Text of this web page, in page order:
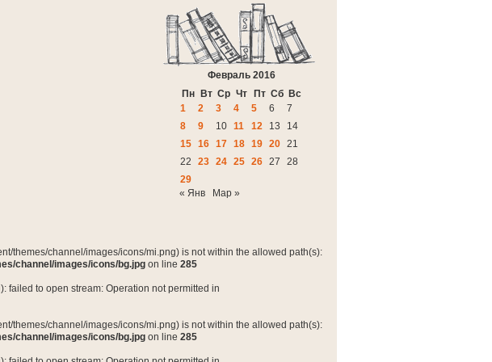
Февраль 2016
Пн
Вт Ср Чт Пт Сб Вс
1
2 3 4 5 6
7
8
9 10 11 12 13
14
15 16 17 18 19 20 21
22
23 24 25 26 27
28
29
« Янв
Мар »
themes/channel/images/icons/mi.png) is not within the allowed path(s):
channel/images/icons/bg.jpg on line 285
failed to open stream: Operation not permitted in
themes/channel/images/icons/mi.png) is not within the allowed path(s):
channel/images/icons/bg.jpg on line 285